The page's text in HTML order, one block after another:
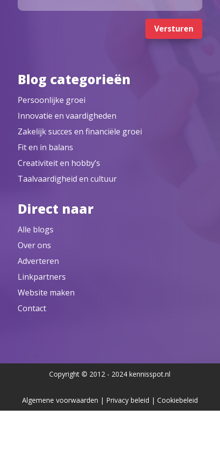
Versturen
Blog categorieën
Persoonlijke groei
Innovatie en vaardigheden
Zakelijk succes en financiële groei
Fit en in balans
Creativiteit en hobby’s
Taalvaardigheid en cultuur
Direct naar
Alle blogs
Over ons
Adverteren
Linkpartners
Website maken
Contact
Copyright © 2012 - 2024 kennisspot.nl
Algemene voorwaarden | Privacy beleid | Cookiebeleid